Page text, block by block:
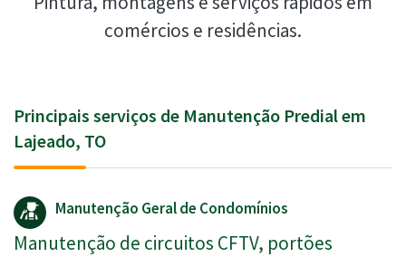
comércios e residências.
Principais serviços de Manutenção Predial em
Lajeado, TO
Manutenção Geral de Condomínios
Manutenção de circuitos CFTV, portões